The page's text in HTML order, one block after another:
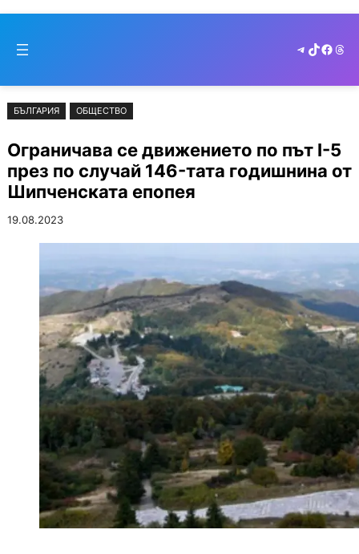
съдържанието
to
Telegram
TikTok
БЪЛГАРИЯ ОБЩЕСТВО
Ограничава се движението по път I-5
през по случай 146-тата годишнина от
Шипченската епопея
19.08.2023